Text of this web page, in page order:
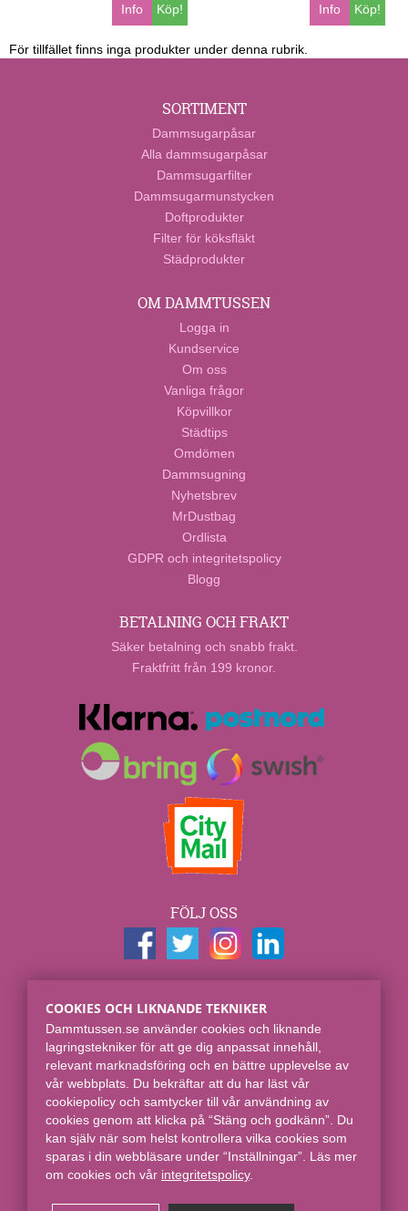
Köp!
Info Köp!
Info
För tillfället finns inga produkter under denna rubrik.
SORTIMENT
Dammsugarpåsar
Alla dammsugarpåsar
Dammsugarfilter
Dammsugarmunstycken
Doftprodukter
Filter för köksfläkt
Städprodukter
OM DAMMTUSSEN
Logga in
Kundservice
Om oss
Vanliga frågor
Köpvillkor
Städtips
Omdömen
Dammsugning
Nyhetsbrev
MrDustbag
Ordlista
GDPR och integritetspolicy
Blogg
BETALNING OCH FRAKT
Säker betalning och snabb frakt.
Fraktfritt från 199 kronor.
FÖLJ OSS
Spjut E-commerce Group AB
Skaraborgsgatan 7
118 46 Stockholm
Online sedan 2008.
COOKIES OCH LIKNANDE TEKNIKER
Dammtussen.se använder cookies och liknande
lagringstekniker för att ge dig anpassat innehåll,
relevant marknadsföring och en bättre upplevelse av
vår webbplats. Du bekräftar att du har läst vår
cookiepolicy och samtycker till vår användning av
cookies genom att klicka på “Stäng och godkänn”. Du
kan själv när som helst kontrollera vilka cookies som
sparas i din webbläsare under “Inställningar”. Läs mer
om cookies och vår integritetspolicy​.